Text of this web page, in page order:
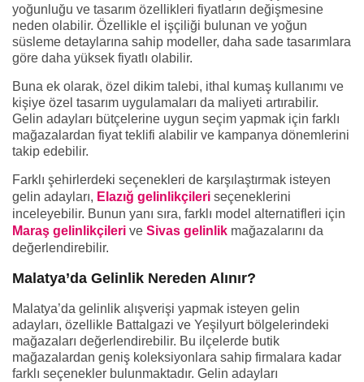
yoğunluğu ve tasarım özellikleri fiyatların değişmesine
neden olabilir. Özellikle el işçiliği bulunan ve yoğun
süsleme detaylarına sahip modeller, daha sade tasarımlara
göre daha yüksek fiyatlı olabilir.
Buna ek olarak, özel dikim talebi, ithal kumaş kullanımı ve
kişiye özel tasarım uygulamaları da maliyeti artırabilir.
Gelin adayları bütçelerine uygun seçim yapmak için farklı
mağazalardan fiyat teklifi alabilir ve kampanya dönemlerini
takip edebilir.
Farklı şehirlerdeki seçenekleri de karşılaştırmak isteyen
gelin adayları, Elazığ gelinlikçileri seçeneklerini
inceleyebilir. Bunun yanı sıra, farklı model alternatifleri için
Maraş gelinlikçileri ve Sivas gelinlik mağazalarını da
değerlendirebilir.
Malatya’da Gelinlik Nereden Alınır?
Malatya’da gelinlik alışverişi yapmak isteyen gelin
adayları, özellikle Battalgazi ve Yeşilyurt bölgelerindeki
mağazaları değerlendirebilir. Bu ilçelerde butik
mağazalardan geniş koleksiyonlara sahip firmalara kadar
farklı seçenekler bulunmaktadır. Gelin adayları